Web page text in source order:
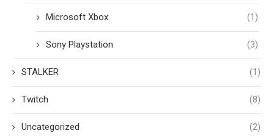
Microsoft Xbox (1)
Sony Playstation (3)
STALKER (1)
Twitch (8)
Uncategorized (2)